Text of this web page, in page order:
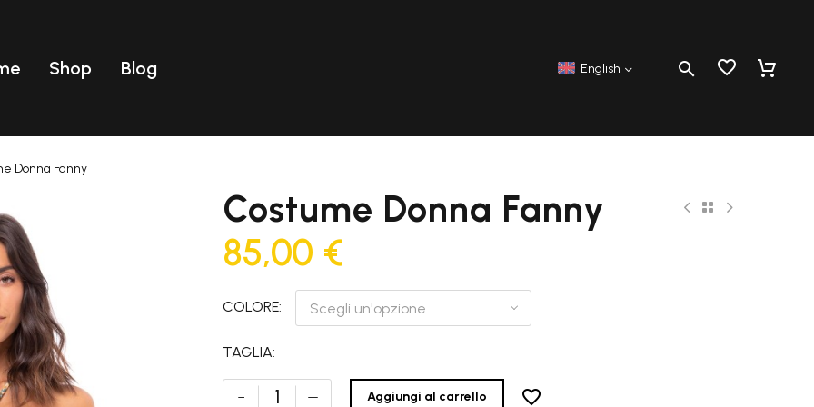
Shop Blog English
Donna Fanny
Costume Donna Fanny
85,00 €
COLORE Scegli un'opzione
TAGLIA
-
Costume
+ Aggiungi al carrello